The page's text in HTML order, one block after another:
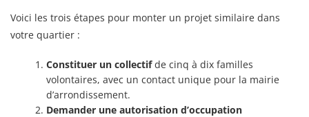
Voici les trois étapes pour monter un projet similaire dans
votre quartier :
Constituer un collectifde cinq à dix familles
volontaires, avec un contact unique pour la mairie
d’arrondissement.
Demander une autorisation d’occupation